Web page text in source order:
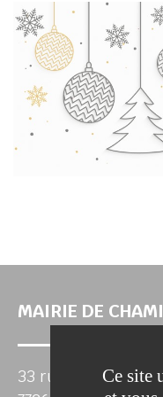
MAIRIE DE
33 rue Roubineau
Ce site